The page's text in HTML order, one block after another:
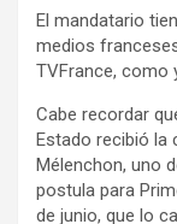
El mandatario
medios
TVFrance, como
Cabe recordar
Estado recibió la
Mélenchon, uno
postula para
de junio, que lo